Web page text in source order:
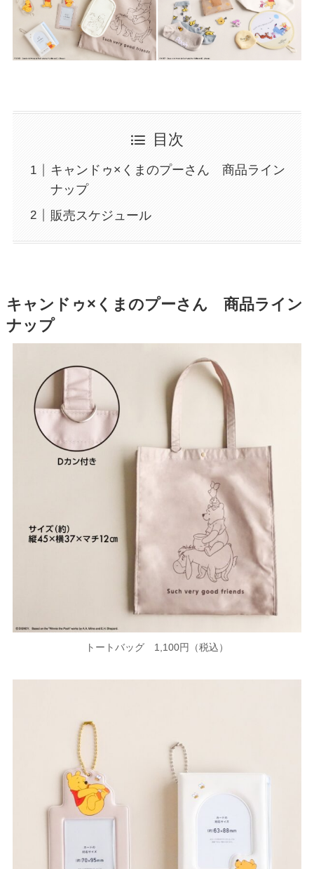
目次
キャンドゥ×くまのプーさん 商品ライン
ナップ
販売スケジュール
キャンドゥ×くまのプーさん 商品ライン
ナップ
トートバッグ 1,100円（税込）